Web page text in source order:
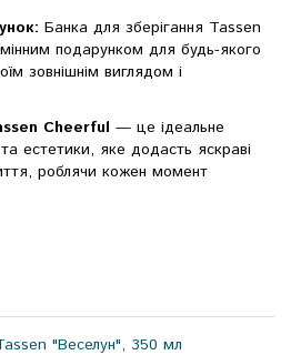
Банка для зберігання Tassen
подарунком для будь-якого
зовнішнім виглядом і
Cheerful — це ідеальне
естетики, яке додасть яскраві
роблячи кожен момент